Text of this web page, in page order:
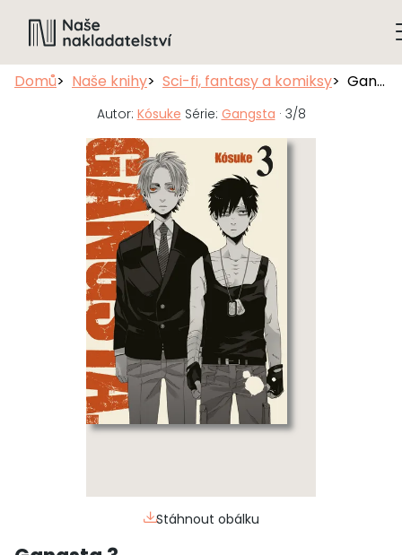
Domů Naše knihy Sci-fi, fantasy a komiksy Gangsta 3
Autor: Kósuke Série: Gangsta · 3/8
Stáhnout obálku